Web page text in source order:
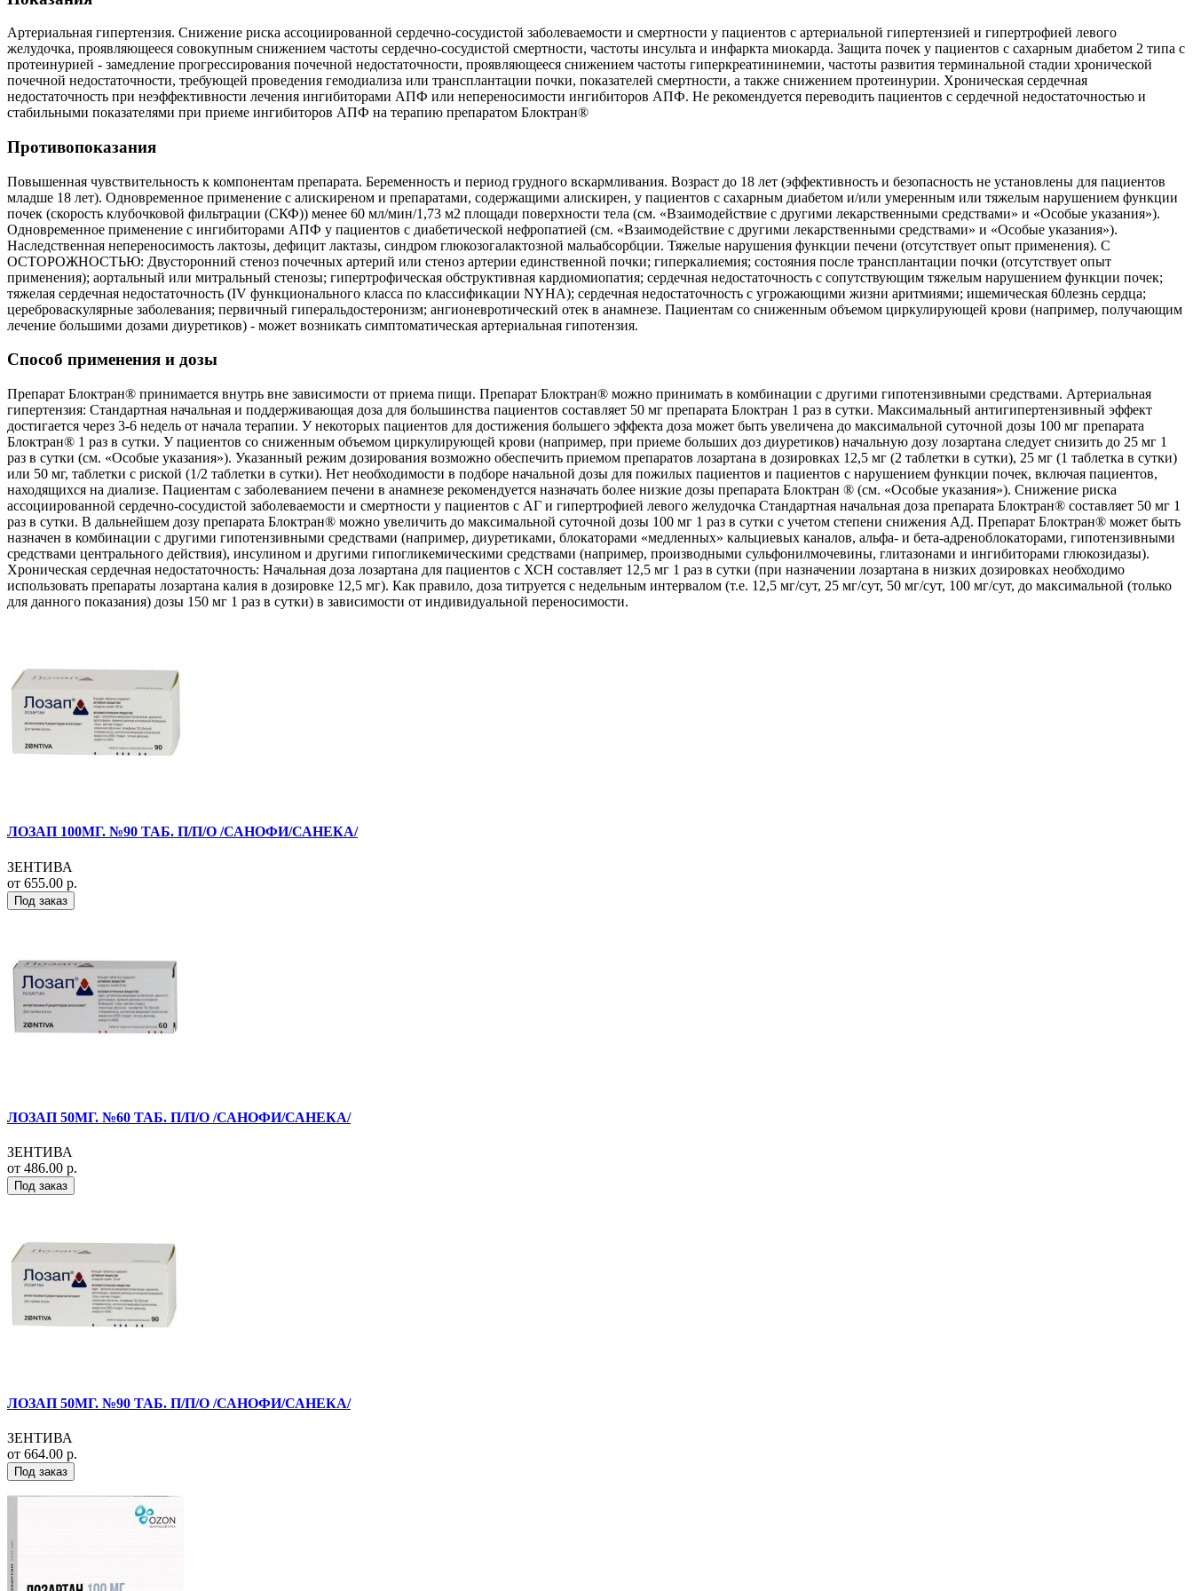
Артериальная гипертензия. Снижение риска ассоциированной сердечно-сосудистой заболеваемости и смертности у пациентов с артериальной гипертензией и гипертрофией левого
желудочка, проявляющееся совокупным снижением частоты сердечно-сосудистой смертности, частоты инсульта и инфаркта миокарда. Защита почек у пациентов с сахарным диабетом 2 типа с
протеинурией - замедление прогрессирования почечной недостаточности, проявляющееся снижением частоты гиперкреатининемии, частоты развития терминальной стадии хронической
почечной недостаточности, требующей проведения гемодиализа или трансплантации почки, показателей смертности, а также снижением протеинурии. Хроническая сердечная
недостаточность при неэффективности лечения ингибиторами АПФ или непереносимости ингибиторов АПФ. Не рекомендуется переводить пациентов с сердечной недостаточностью и
стабильными показателями при приеме ингибиторов АПФ на терапию препаратом Блоктран®
Противопоказания
Повышенная чувствительность к компонентам препарата. Беременность и период грудного вскармливания. Возраст до 18 лет (эффективность и безопасность не установлены для пациентов
младше 18 лет). Одновременное применение с алискиреном и препаратами, содержащими алискирен, у пациентов с сахарным диабетом и/или умеренным или тяжелым нарушением функции
почек (скорость клубочковой фильтрации (СКФ)) менее 60 мл/мин/1,73 м2 площади поверхности тела (см. «Взаимодействие с другими лекарственными средствами» и «Особые указания»).
Одновременное применение с ингибиторами АПФ у пациентов с диабетической нефропатией (см. «Взаимодействие с другими лекарственными средствами» и «Особые указания»).
Наследственная непереносимость лактозы, дефицит лактазы, синдром глюкозогалактозной мальабсорбции. Тяжелые нарушения функции печени (отсутствует опыт применения). С
ОСТОРОЖНОСТЬЮ: Двусторонний стеноз почечных артерий или стеноз артерии единственной почки; гиперкалиемия; состояния после трансплантации почки (отсутствует опыт
применения); аортальный или митральный стенозы; гипертрофическая обструктивная кардиомиопатия; сердечная недостаточность с сопутствующим тяжелым нарушением функции почек;
тяжелая сердечная недостаточность (IV функционального класса по классификации NYHA); сердечная недостаточность с угрожающими жизни аритмиями; ишемическая 60лезнь сердца;
цереброваскулярные заболевания; первичный гиперальдостеронизм; ангионевротический отек в анамнезе. Пациентам со сниженным объемом циркулирующей крови (например, получающим
лечение большими дозами диуретиков) - может возникать симптоматическая артериальная гипотензия.
Способ применения и дозы
Препарат Блоктран® принимается внутрь вне зависимости от приема пищи. Препарат Блоктран® можно принимать в комбинации с другими гипотензивными средствами. Артериальная
гипертензия: Стандартная начальная и поддерживающая доза для большинства пациентов составляет 50 мг препарата Блоктран 1 раз в сутки. Максимальный антигипертензивный эффект
достигается через 3-6 недель от начала терапии. У некоторых пациентов для достижения большего эффекта доза может быть увеличена до максимальной суточной дозы 100 мг препарата
Блоктран® 1 раз в сутки. У пациентов со сниженным объемом циркулирующей крови (например, при приеме больших доз диуретиков) начальную дозу лозартана следует снизить до 25 мг 1
раз в сутки (см. «Особые указания»). Указанный режим дозирования возможно обеспечить приемом препаратов лозартана в дозировках 12,5 мг (2 таблетки в сутки), 25 мг (1 таблетка в сутки)
или 50 мг, таблетки с риской (1/2 таблетки в сутки). Нет необходимости в подборе начальной дозы для пожилых пациентов и пациентов с нарушением функции почек, включая пациентов,
находящихся на диализе. Пациентам с заболеванием печени в анамнезе рекомендуется назначать более низкие дозы препарата Блоктран ® (см. «Особые указания»). Снижение риска
ассоциированной сердечно-сосудистой заболеваемости и смертности у пациентов с АГ и гипертрофией левого желудочка Стандартная начальная доза препарата Блоктран® составляет 50 мг 1
раз в сутки. В дальнейшем дозу препарата Блоктран® можно увеличить до максимальной суточной дозы 100 мг 1 раз в сутки с учетом степени снижения АД. Препарат Блоктран® может быть
назначен в комбинации с другими гипотензивными средствами (например, диуретиками, блокаторами «медленных» кальциевых каналов, альфа- и бета-адреноблокаторами, гипотензивными
средствами центрального действия), инсулином и другими гипогликемическими средствами (например, производными сульфонилмочевины, глитазонами и ингибиторами глюкозидазы).
Хроническая сердечная недостаточность: Начальная доза лозартана для пациентов с ХСН составляет 12,5 мг 1 раз в сутки (при назначении лозартана в низких дозировках необходимо
использовать препараты лозартана калия в дозировке 12,5 мг). Как правило, доза титруется с недельным интервалом (т.е. 12,5 мг/сут, 25 мг/сут, 50 мг/сут, 100 мг/сут, до максимальной (только
для данного показания) дозы 150 мг 1 раз в сутки) в зависимости от индивидуальной переносимости.
ЛОЗАП 100МГ. №90 ТАБ. П/П/О /САНОФИ/САНЕКА/
ЗЕНТИВА
от 655.00 р.
Под заказ
ЛОЗАП 50МГ. №60 ТАБ. П/П/О /САНОФИ/САНЕКА/
ЗЕНТИВА
от 486.00 р.
Под заказ
ЛОЗАП 50МГ. №90 ТАБ. П/П/О /САНОФИ/САНЕКА/
ЗЕНТИВА
от 664.00 р.
Под заказ